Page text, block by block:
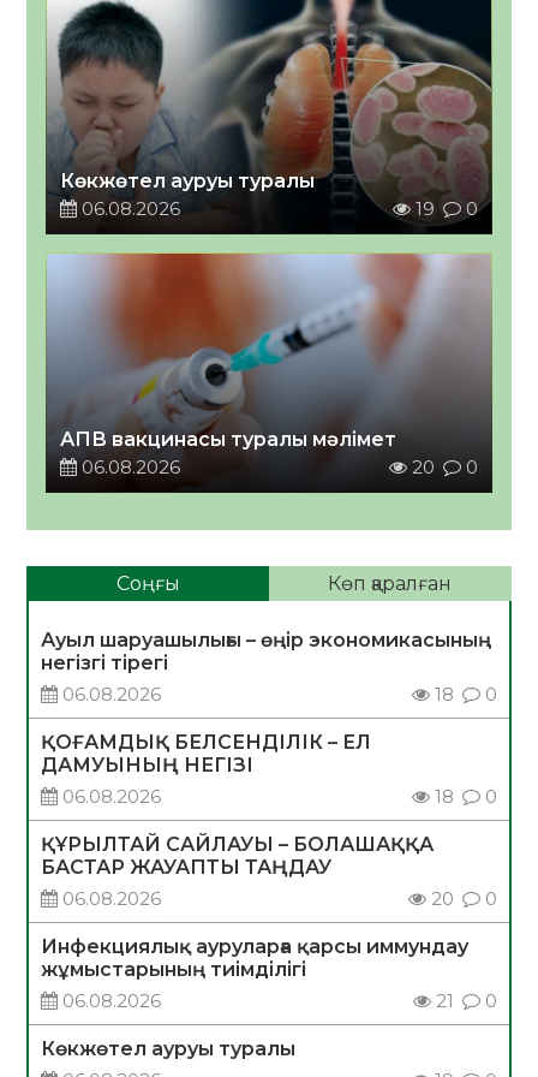
Көкжөтел ауруы туралы
06.08.2026
19 0
АПВ вакцинасы туралы мәлімет
06.08.2026
20 0
Соңғы Көп қаралған
Ауыл шаруашылығы – өңір экономикасының
негізгі тірегі
06.08.2026
18 0
ҚОҒАМДЫҚ БЕЛСЕНДІЛІК – ЕЛ
ДАМУЫНЫҢ НЕГІЗІ
06.08.2026
18 0
ҚҰРЫЛТАЙ САЙЛАУЫ – БОЛАШАҚҚА
БАСТАР ЖАУАПТЫ ТАҢДАУ
06.08.2026
20 0
Инфекциялық ауруларға қарсы иммундау
жұмыстарының тиімділігі
06.08.2026
21 0
Көкжөтел ауруы туралы